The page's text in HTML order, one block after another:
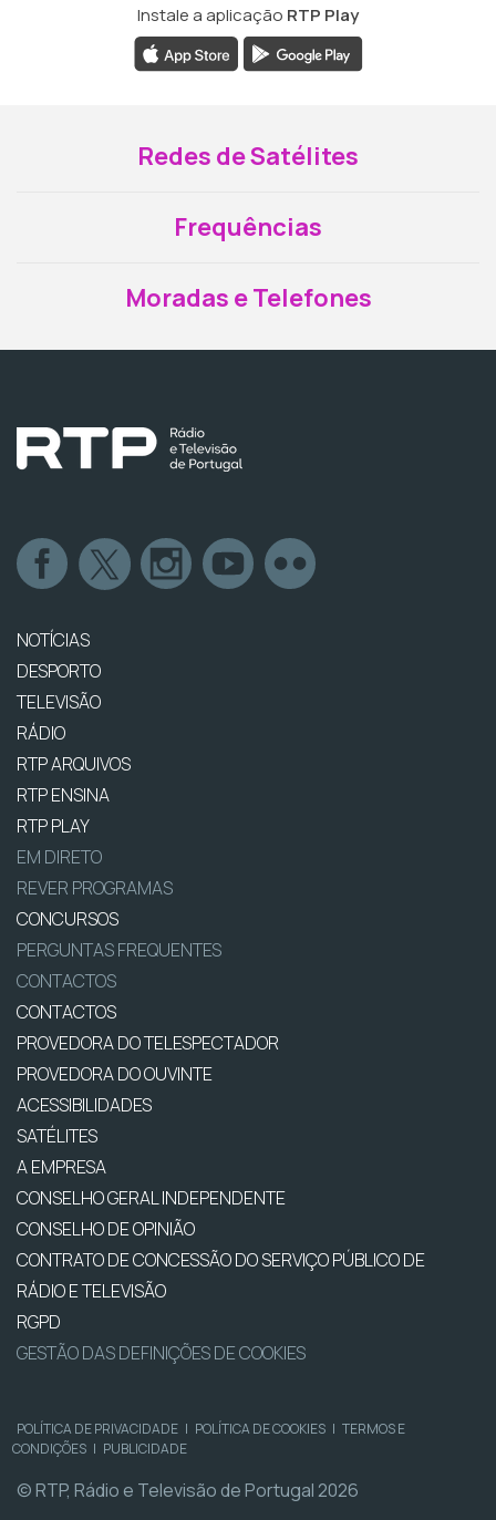
Instale a aplicação RTP Play
Redes de Satélites
Frequências
Moradas e Telefones
NOTÍCIAS
DESPORTO
TELEVISÃO
RÁDIO
RTP ARQUIVOS
RTP ENSINA
RTP PLAY
EM DIRETO
REVER PROGRAMAS
CONCURSOS
PERGUNTAS FREQUENTES
CONTACTOS
CONTACTOS
PROVEDORA DO TELESPECTADOR
PROVEDORA DO OUVINTE
ACESSIBILIDADES
SATÉLITES
A EMPRESA
CONSELHO GERAL INDEPENDENTE
CONSELHO DE OPINIÃO
CONTRATO DE CONCESSÃO DO SERVIÇO PÚBLICO DE
RÁDIO E TELEVISÃO
RGPD
GESTÃO DAS DEFINIÇÕES DE COOKIES
POLÍTICA DE PRIVACIDADE | POLÍTICA DE COOKIES | TERMOS E
CONDIÇÕES | PUBLICIDADE
© RTP, Rádio e Televisão de Portugal 2026